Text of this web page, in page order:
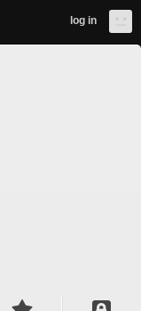
log in